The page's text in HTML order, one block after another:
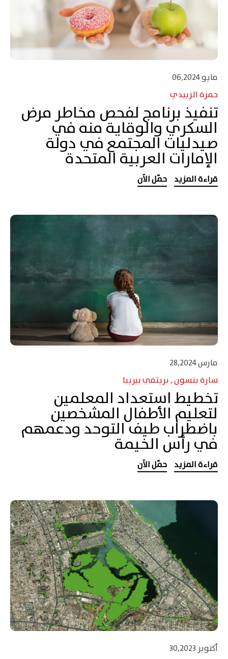
مايو 06,2024
حمزة الزبيدي
تنفيذ برنامج لفحص مخاطر مرض
السكري والوقاية منه في
صيدليات المجتمع في دولة
الإمارات العربية المتحدة
قراءة المزيد حمّل الآن
مارس 28,2024
سارة بنسون, بريثفي بيريبا
‬في‭ ‬رأس‭ ‬الخيمة
قراءة المزيد حمّل الآن
أكتوبر 30,2023